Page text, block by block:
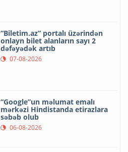
“Biletim.az” portalı üzərindən
onlayn bilet alanların sayı 2
dəfəyədək artıb
07-08-2026
“Google”un məlumat emalı
mərkəzi Hindistanda etirazlara
səbəb olub
06-08-2026